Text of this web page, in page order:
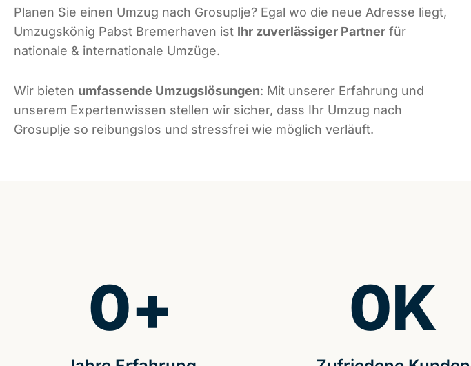
Planen Sie einen Umzug nach Grosuplje? Egal wo die neue Adresse liegt,
Umzugskönig Pabst Bremerhaven ist Ihr zuverlässiger Partner für
nationale & internationale Umzüge.
Wir bieten umfassende Umzugslösungen: Mit unserer Erfahrung und
unserem Expertenwissen stellen wir sicher, dass Ihr Umzug nach
Grosuplje so reibungslos und stressfrei wie möglich verläuft.
0+ 0K